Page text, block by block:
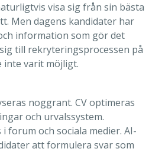
visa sig från sin bästa
Men dagens kandidater har
information som gör det
till rekryteringsprocessen på
inte varit möjligt.
noggrant. CV optimeras
och urvalssystem.
forum och sociala medier. AI-
att formulera svar som